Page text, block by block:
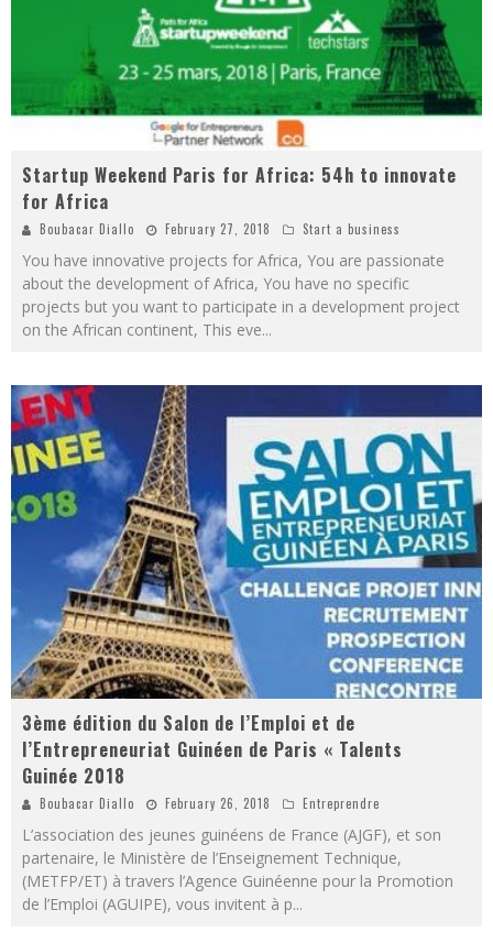
Startup Weekend Paris for Africa: 54h to innovate
for Africa
Boubacar Diallo February 27, 2018 Start a business
You have innovative projects for Africa, You are passionate
about the development of Africa, You have no specific
projects but you want to participate in a development project
on the African continent, This eve...
3ème édition du Salon de l’Emploi et de
l’Entrepreneuriat Guinéen de Paris « Talents
Guinée 2018
Boubacar Diallo February 26, 2018 Entreprendre
L’association des jeunes guinéens de France (AJGF), et son
partenaire, le Ministère de l’Enseignement Technique,
(METFP/ET) à travers l’Agence Guinéenne pour la Promotion
de l’Emploi (AGUIPE), vous invitent à p...